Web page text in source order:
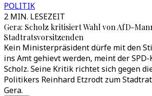
POLITIK
2 MIN. LESEZEIT
Gera: Scholz kritisiert Wahl von AfD-
Stadtratsvorsitzenden
Kein Ministerpräsident dürfe mit den
ins Amt gehievt werden, meint der
Scholz. Seine Kritik richtet sich gegen
Politikers Reinhard Etzrodt zum
Gera.